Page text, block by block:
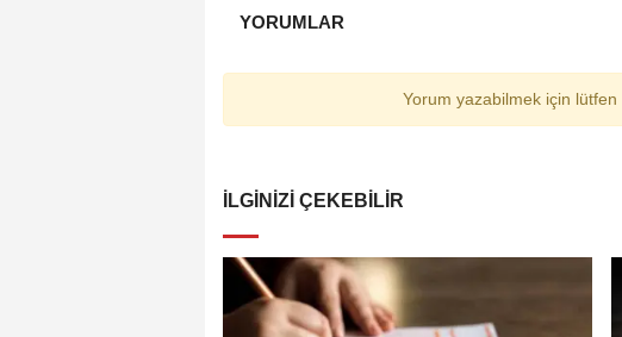
YORUMLAR
Yorum yazabilmek için lütfen
İLGINIZI ÇEKEBILIR